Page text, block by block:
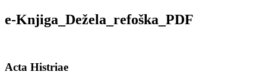
e-Knjiga_Dežela_refoška_PDF
Acta Histriae